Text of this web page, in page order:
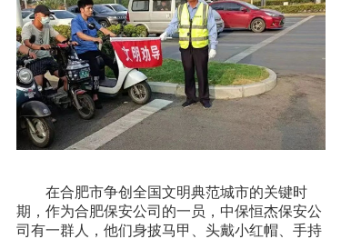
在合肥市争创全国文明典范城市的关键时
期，作为合肥保安公司的一员，中保恒杰保安公
司有一群人，他们身披马甲、头戴小红帽、手持